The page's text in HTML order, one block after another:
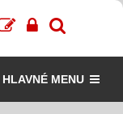
HLAVNÉ MENU